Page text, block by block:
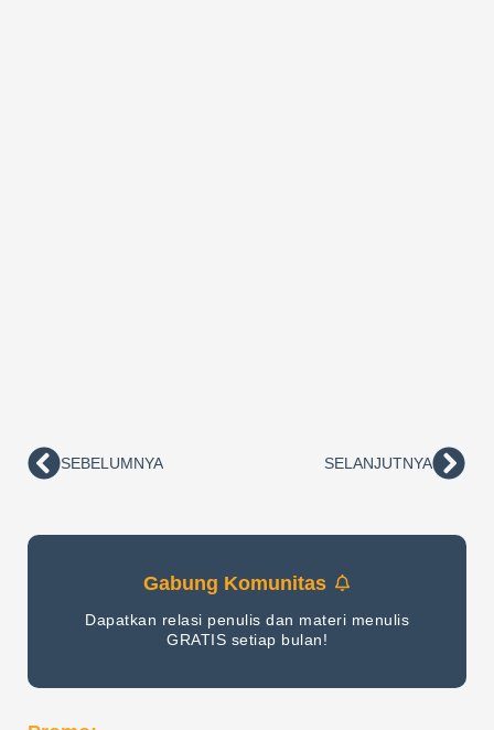
PrevSEBELUMNYA SELANJUTNYA
Gabung Komunitas
Dapatkan relasi penulis dan materi menulis
GRATIS setiap bulan!